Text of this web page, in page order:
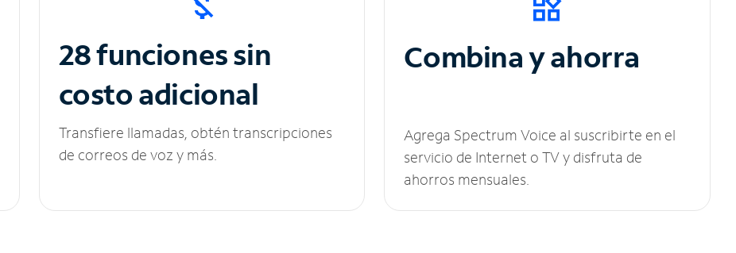
28 funciones sin
costo adicional
Transfiere llamadas, obtén transcripciones
de correos de voz y más.
Combina y ahorra
Agrega Spectrum Voice al suscribirte en el
servicio de Internet o TV y disfruta de
ahorros mensuales.